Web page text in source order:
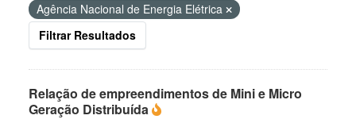
Agência Nacional de Energia Elétrica
Filtrar Resultados
Relação de empreendimentos de Mini e Micro
Geração Distribuída